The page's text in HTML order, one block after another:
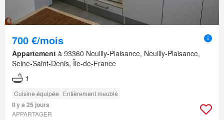
700 €/mois
Appartement à 93360 Neuilly-Plaisance, Neuilly-Plaisance,
Seine-Saint-Denis, Île-de-France
1
Cuisine équipée Entièrement meublé
Il y a 25 jours
APPARTAGER